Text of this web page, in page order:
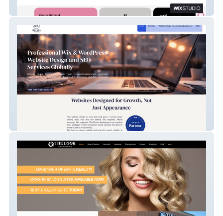
Auto Talent